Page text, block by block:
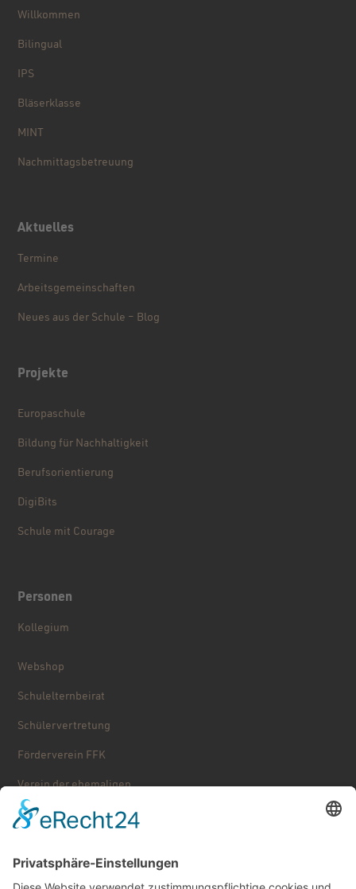
Willkommen
Bilingual
IPS
Bläserklasse
MINT
Nachmittagsbetreuung
Aktuelles
Termine
Arbeitsgemeinschaften
Neues aus der Schule – Blog
Projekte
Europaschule
Bildung für Nachhaltigkeit
Berufsorientierung
DigiBits
Schule mit Courage
Personen
Kollegium
Webshop
Schulelternbeirat
Schülervertretung
Förderverein FFK
Verein der ehemaligen ...
Stolpersteine